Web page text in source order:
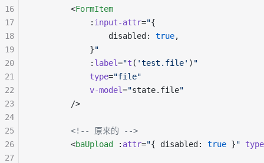
        <
FormItem
            :
input-attr="{
                disabled:
true,
            }
"
            :
label="t ( 'test.file' ) "
            type
="file"
            v-model
="state.file"
        />
        <!-- 原来的 -->
        <
baUpload : attr="{ disabled: true }" type
16
17
18
19
20
21
22
23
24
25
26
27